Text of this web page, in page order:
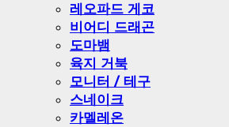
레오파드 게코
비어디 드래곤
도마뱀
육지 거북
모니터 / 테구
스네이크
카멜레온